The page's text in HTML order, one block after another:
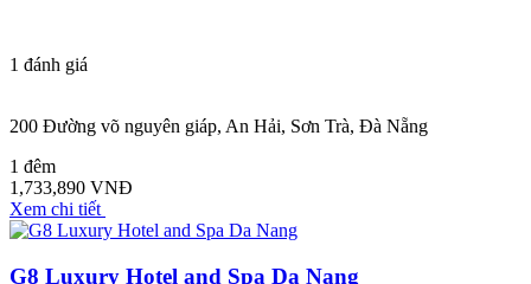
1 đánh giá
200 Đường võ nguyên giáp, An Hải, Sơn Trà, Đà Nẵng
1 đêm
1,733,890 VNĐ
Xem chi tiết
G8 Luxury Hotel and Spa Da Nang